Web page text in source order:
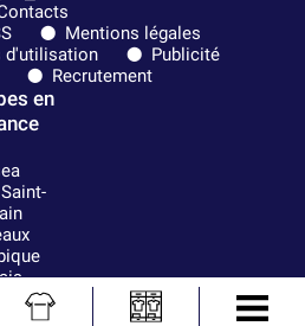
Mentions légales
d'utilisation
Publicité
Recrutement
en